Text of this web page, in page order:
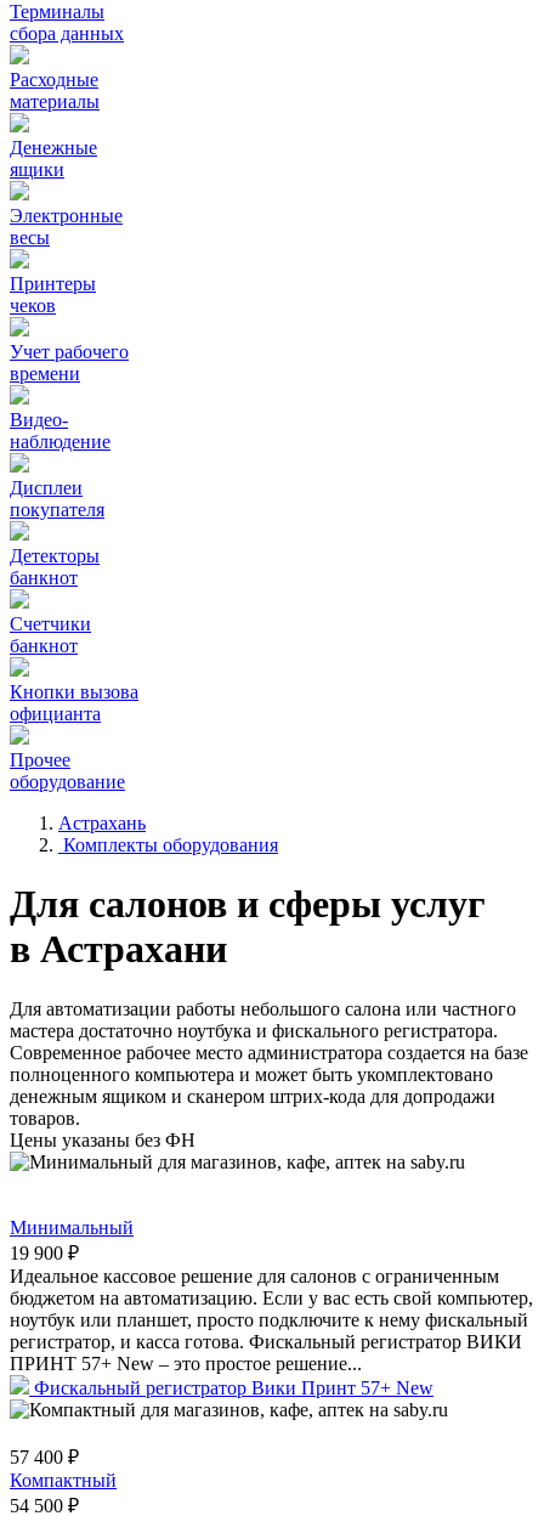
Терминалы
сбора данных
Расходные
материалы
Денежные
ящики
Электронные
весы
Принтеры
чеков
Учет рабочего
времени
Видео‑
наблюдение
Дисплеи
покупателя
Детекторы
банкнот
Счетчики
банкнот
Кнопки вызова
официанта
Прочее
оборудование
Астрахань
Комплекты оборудования
Для салонов и сферы услуг
в Астрахани
Для автоматизации работы небольшого салона или частного
мастера достаточно ноутбука и фискального регистратора.
Современное рабочее место администратора создается на базе
полноценного компьютера и может быть укомплектовано
денежным ящиком и сканером штрих-кода для допродажи
товаров.
Цены указаны без ФН
Минимальный
19 900 ₽
Идеальное кассовое решение для салонов с ограниченным
бюджетом на автоматизацию. Если у вас есть свой компьютер,
ноутбук или планшет, просто подключите к нему фискальный
регистратор, и касса готова. Фискальный регистратор ВИКИ
ПРИНТ 57+ New – это простое решение...
Фискальный регистратор Вики Принт 57+ New
57 400 ₽
Компактный
54 500 ₽